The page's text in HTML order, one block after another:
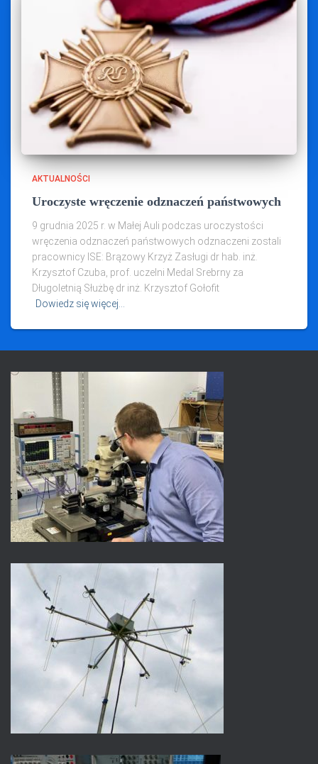
AKTUALNOŚCI
Uroczyste wręczenie odznaczeń państwowych
9 grudnia 2025 r. w Małej Auli podczas uroczystości
wręczenia odznaczeń państwowych odznaczeni zostali
pracownicy ISE: Brązowy Krzyż Zasługi dr hab. inż.
Krzysztof Czuba, prof. uczelni Medal Srebrny za
Długoletnią Służbę dr inż. Krzysztof Gołofit
Dowiedz się więcej…